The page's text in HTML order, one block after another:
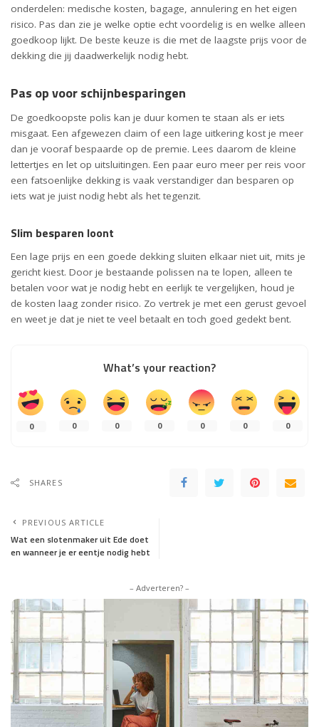
onderdelen: medische kosten, bagage, annulering en het eigen
risico. Pas dan zie je welke optie echt voordelig is en welke alleen
goedkoop lijkt. De beste keuze is die met de laagste prijs voor de
dekking die jij daadwerkelijk nodig hebt.
Pas op voor schijnbesparingen
De goedkoopste polis kan je duur komen te staan als er iets
misgaat. Een afgewezen claim of een lage uitkering kost je meer
dan je vooraf bespaarde op de premie. Lees daarom de kleine
lettertjes en let op uitsluitingen. Een paar euro meer per reis voor
een fatsoenlijke dekking is vaak verstandiger dan besparen op
iets wat je juist nodig hebt als het tegenzit.
Slim besparen loont
Een lage prijs en een goede dekking sluiten elkaar niet uit, mits je
gericht kiest. Door je bestaande polissen na te lopen, alleen te
betalen voor wat je nodig hebt en eerlijk te vergelijken, houd je
de kosten laag zonder risico. Zo vertrek je met een gerust gevoel
en weet je dat je niet te veel betaalt en toch goed gedekt bent.
What’s your reaction?
0 0 0 0 0 0 0
SHARES
PREVIOUS ARTICLE
Wat een slotenmaker uit Ede doet
en wanneer je er eentje nodig hebt
– Adverteren? –